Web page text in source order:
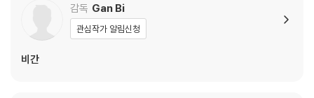
3) 렌티큘러 스틸북의 경우, 보호필름이 붙어 판매되기도 합니다. 보호필
름 손상에 의한 교환/반품은 불가합니다.
4) 본품 보호를 위해 노란색의 카톤 박스로 재포장한 경우, 카톤박스 손상
감독 Gan Bi
관심작가 알림신청
비간